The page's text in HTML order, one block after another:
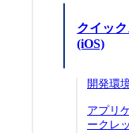
クイッ
(iOS)
開発環
アプリ
ークレ